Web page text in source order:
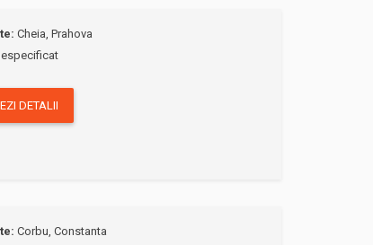
Cheia, Prahova
DETALII
Corbu, Constanta